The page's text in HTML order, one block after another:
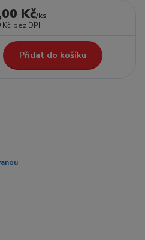
Kč/ks
Kč bez DPH
Přidat do košíku